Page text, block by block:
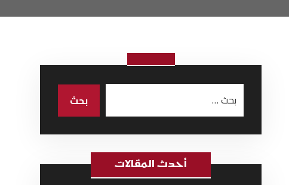
أحدث المقالات